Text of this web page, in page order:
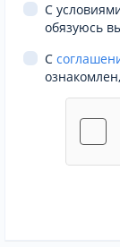
С
обязуюсь
С